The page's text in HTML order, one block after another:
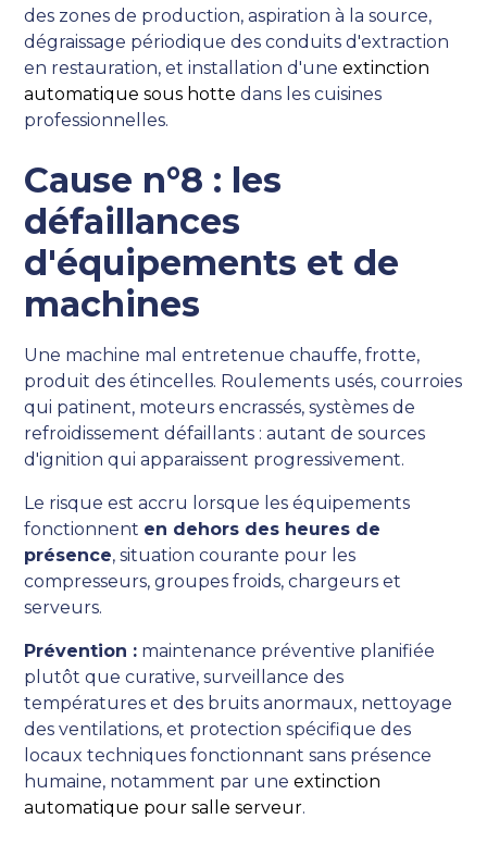
des zones de production, aspiration à la source,
dégraissage périodique des conduits d'extraction
en restauration, et installation d'uneextinction
automatique sous hotte dans les cuisines
professionnelles.
Cause n°8 : les
défaillances
d'équipements et de
machines
Une machine mal entretenue chauffe, frotte,
produit des étincelles. Roulements usés, courroies
qui patinent, moteurs encrassés, systèmes de
refroidissement défaillants : autant de sources
d'ignition qui apparaissent progressivement.
Le risque est accru lorsque les équipements
fonctionnent en dehors des heures de
présence, situation courante pour les
compresseurs, groupes froids, chargeurs et
serveurs.
Prévention : maintenance préventive planifiée
plutôt que curative, surveillance des
températures et des bruits anormaux, nettoyage
des ventilations, et protection spécifique des
locaux techniques fonctionnant sans présence
humaine, notamment par uneextinction
automatique pour salle serveur.